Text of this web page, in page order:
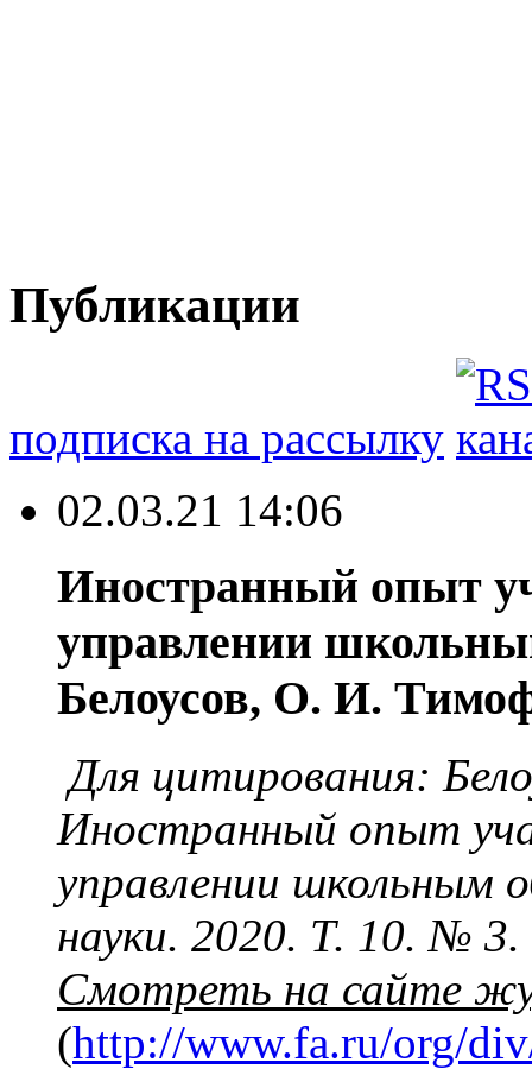
Публикации
подписка на рассылку
02.03.21 14:06
Иностранный опыт
управлении
Белоусов, О. И.
Для цитирования:
Иностранный опыт
управлении школьным
науки. 2020. Т. 10. №
Смотреть на сайте
(http://www.fa.ru/org/